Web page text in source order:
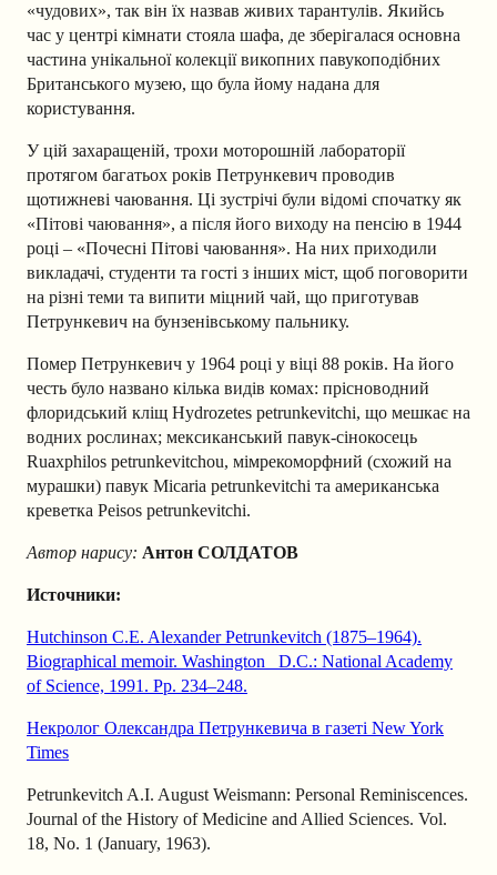
«чудових», так він їх назвав живих тарантулів. Якийсь
час у центрі кімнати стояла шафа, де зберігалася основна
частина унікальної колекції викопних павукоподібних
Британського музею, що була йому надана для
користування.
У цій захаращеній, трохи моторошній лабораторії
протягом багатьох років Петрункевич проводив
щотижневі чаювання. Ці зустрічі були відомі спочатку як
«Пітові чаювання», а після його виходу на пенсію в 1944
році – «Почесні Пітові чаювання». На них приходили
викладачі, студенти та гості з інших міст, щоб поговорити
на різні теми та випити міцний чай, що приготував
Петрункевич на бунзенівському пальнику.
Помер Петрункевич у 1964 році у віці 88 років. На його
честь було названо кілька видів комах: прісноводний
флоридський кліщ Hydrozetes petrunkevitchi, що мешкає на
водних рослинах; мексиканський павук-сінокосець
Ruaxphilos petrunkevitchou, мімрекоморфний (схожий на
мурашки) павук Micaria petrunkevitchi та американська
креветка Peisos petrunkevitchi.
Автор нарису: Антон СОЛДАТОВ
Источники:
Hutchinson C.E. Alexander Petrunkevitch (1875‒1964).
Biographical memoir. Washington D.C.: National Academy
of Science, 1991. Pp. 234‒248.
Некролог Oлександра Петрункевича в газетi New York
Times
Petrunkevitch A.I. August Weismann: Personal Reminiscences.
Journal of the History of Medicine and Allied Sciences. Vol.
18, No. 1 (January, 1963).